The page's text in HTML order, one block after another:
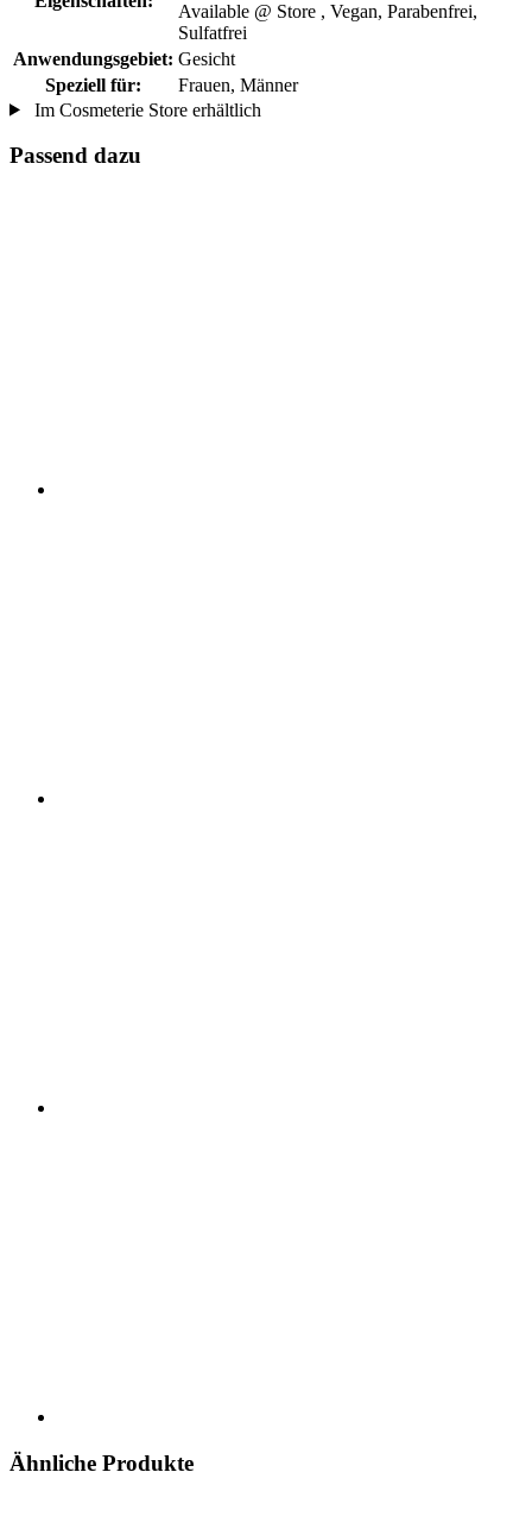
Available @ Store , Vegan, Parabenfrei,
Sulfatfrei
Anwendungsgebiet: Gesicht
Speziell für:
Frauen, Männer
Im Cosmeterie Store erhältlich
Passend dazu
Ähnliche Produkte